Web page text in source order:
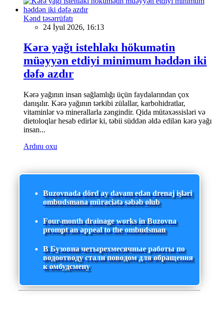
Kənd təsərrüfatı
24 İyul 2026, 16:13
Kərə yağı istehlakı hökumətin
müəyyən etdiyi minimum həddən iki
dəfə azdır
Kərə yağının insan sağlamlığı üçün faydalarından çox
danışılır. Kərə yağının tərkibi zülallar, karbohidratlar,
vitaminlər və minerallarla zəngindir. Qida mütəxəssisləri və
dietoloqlar hesab edirlər ki, təbii süddən əldə edilən kərə yağı
insan...
Ardını oxu
Buzovnada dörd ay davam edən drenaj işləri
ombudsmana müraciətə səbəb olub
Four-month drainage works in Buzovna
prompt an appeal to the ombudsman
В Бузовна четырехмесячные работы по
водоотводу стали поводом для обращения
к омбудсмену